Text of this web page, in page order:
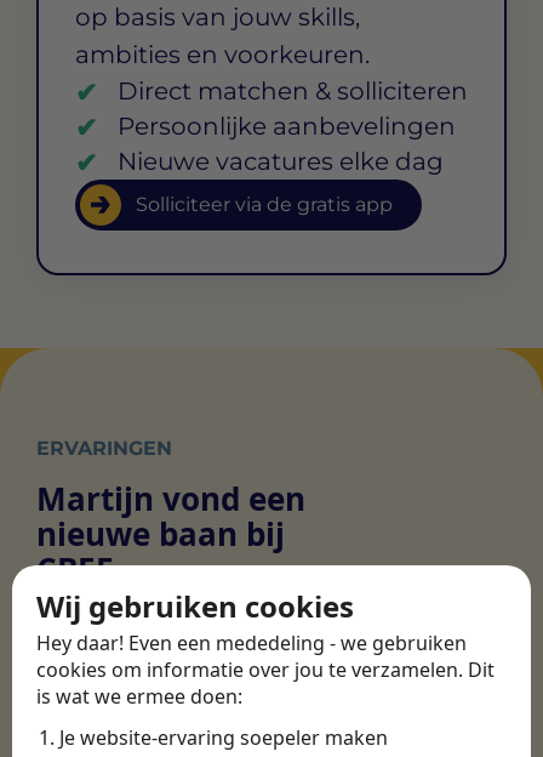
Wij gebruiken cookies
Hey daar! Even een mededeling - we gebruiken
cookies om informatie over jou te verzamelen. Dit
is wat we ermee doen:
Je website-ervaring soepeler maken
op basis van jouw skills,
ambities en voorkeuren.
Direct matchen & solliciteren
Persoonlijke aanbevelingen
Nieuwe vacatures elke dag
Solliciteer via de gratis app
ERVARINGEN
Martijn vond een
nieuwe baan bij
CBEE
Door Swipe4Work heb ik op een hele
makkelijke, laagdrempelige manier eigenlijk
een hele leuke nieuwe baan gevonden. Met heel
veel nieuwe uitdagingen!